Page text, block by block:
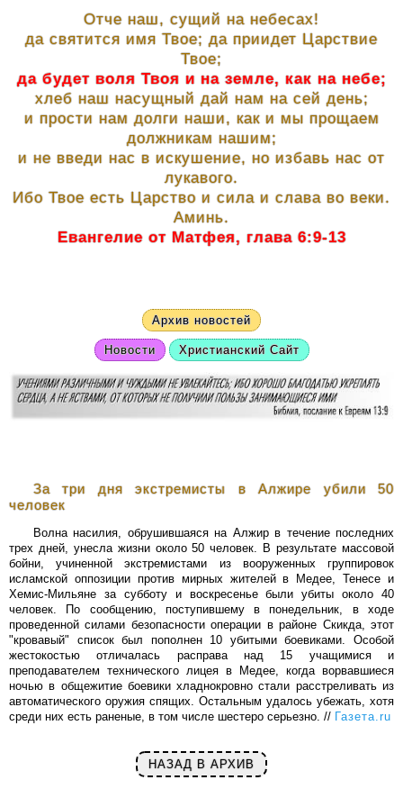
Отче наш, сущий на небесах!
да святится имя Твое; да приидет Царствие
Твое;
да будет воля Твоя и на земле, как на небе;
хлеб наш насущный дай нам на сей день;
и прости нам долги наши, как и мы прощаем
должникам нашим;
и не введи нас в искушение, но избавь нас от
лукавого.
Ибо Твое есть Царство и сила и слава во веки.
Аминь.
Евангелие от Матфея, глава 6:9-13
Архив новостей
Новости Христианский Сайт
За три дня экстремисты в Алжире убили 50
человек
Волна насилия, обрушившаяся на Алжир в течение последних
трех дней, унесла жизни около 50 человек. В результате массовой
бойни, учиненной экстремистами из вооруженных группировок
исламской оппозиции против мирных жителей в Медее, Тенесе и
Хемис-Мильяне за субботу и воскресенье были убиты около 40
человек. По сообщению, поступившему в понедельник, в ходе
проведенной силами безопасности операции в районе Скикда, этот
"кровавый" список был пополнен 10 убитыми боевиками. Особой
жестокостью отличалась расправа над 15 учащимися и
преподавателем технического лицея в Медее, когда ворвавшиеся
ночью в общежитие боевики хладнокровно стали расстреливать из
автоматического оружия спящих. Остальным удалось убежать, хотя
среди них есть раненые, в том числе шестеро серьезно. // Газета.ru
НАЗАД В АРХИВ